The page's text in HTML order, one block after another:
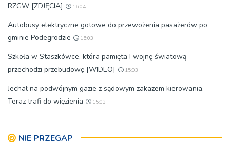
RZGW [ZDJĘCIA]
16:04
Autobusy elektryczne gotowe do przewożenia pasażerów po
gminie Podegrodzie
15:03
Szkoła w Staszkówce, która pamięta I wojnę światową
przechodzi przebudowę [WIDEO]
15:03
Jechał na podwójnym gazie z sądowym zakazem kierowania.
Teraz trafi do więzienia
15:03
NIE PRZEGAP